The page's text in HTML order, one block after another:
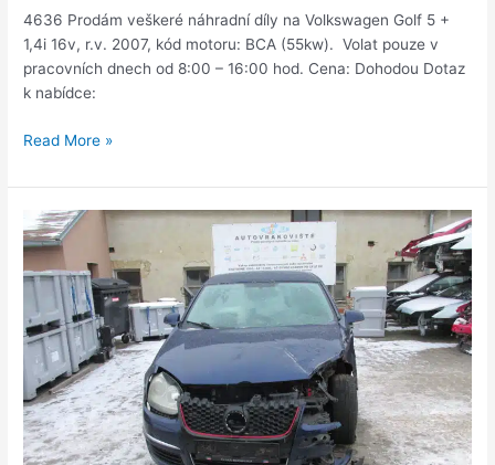
4636 Prodám veškeré náhradní díly na Volkswagen Golf 5 +
1,4i 16v, r.v. 2007, kód motoru: BCA (55kw). Volat pouze v
pracovních dnech od 8:00 – 16:00 hod. Cena: Dohodou Dotaz
k nabídce:
Read More »
Volkswagen
Jetta
1,6i